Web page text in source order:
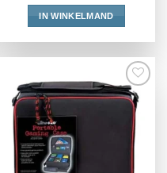
IN WINKELMAND